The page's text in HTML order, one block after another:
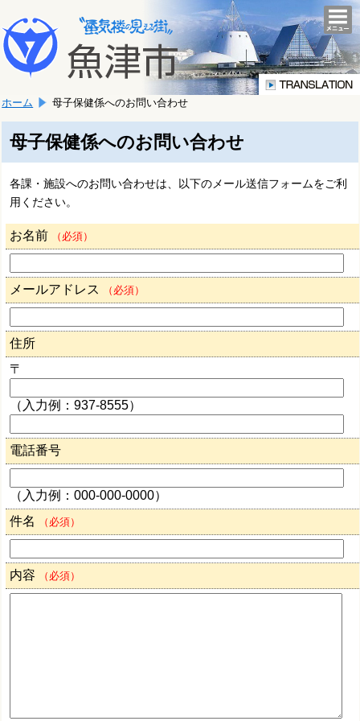
文
へ
移
ま
す。
こ
か
文
で
す。
ホーム 母子保健係へのお問い合わせ
母子保健係へのお問い合わせ
各課・施設へのお問い合わせは、以下のメール送信フォームをご利
用ください。
お名前 （必須）
メールアドレス （必須）
住所
〒
（入力例：937-8555）
電話番号
（入力例：000-000-0000）
件名
（必須）
内容 （必須）